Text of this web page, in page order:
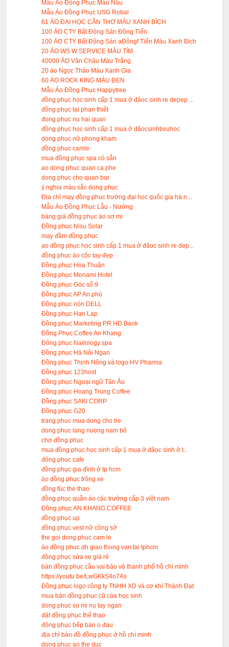
Mẫu Áo Đồng Phục Màu Nâu
Mẫu Áo Đồng Phục USG Robal
61 ÁO ĐẠI HỌC CẦN THƠ MÀU XANH BÍCH
100 ÁO CTY Bất Động Sản Đồng Tiến
100 ÁO CTY Bất Động Sản aĐôngf Tiến Màu Xanh Bích
20 ÁO WS W SERVICE MÀU TÍM
40000 ÁO Vân Châu Màu Trắng
20 áo Ngọc Thảo Màu Xanh Gia
60 ÁO ROCK KING MÀU ĐEN
Mẫu Áo Đồng Phục Happytree
đồng phục học sinh cấp 1 mua ở đâoc sinh re depep ...
đồng phục tại phan thiết
đong phuc nu hai quan
đồng phục học sinh cấp 1 mua ở đâocsinhtieuhoc
dong phuc nữ phong kham
đồng phuc camle
mua đồng phục spa có sẳn
ao dong phuc quan ca phe
dong phuc cho quan bar
ý nghia màu sắc dong phục
Địa chỉ may đồng phục trường đại học quốc gia hà n...
Mẫu Áo Đồng Phục Lẫu - Nướng
bàng giá đồng phục áo sơ mi
Đồng phục Nisu Solar
may đầm đồng phục
ao đồng phục học sinh cấp 1 mua ở đâoc sinh re dep...
đồng phục áo cộc tay đẹp
Đồng phục Hòa Thuận
Đồng phục Monami Hotel
Đồng phục Góc số 9
Đồng phục AP An phú
Đồng phục nón DELL
Đồng phục Han Lap
Đồng phuc Marketing PR HD Bank
Đồng Phục Coffee An Khang
Đông phục Nailology spa
Đồng phục Hà Nội Ngan
Đồng phục Thịnh Nông và logo HV Pharma
Đồng phục 123host
Đồng phục Ngoại ngữ Tân Âu
Đồng phục Hoang Trung Coffee
Đồng phục SAKI CORP
Đồng phục G20
trang phuc mua dong cho tre
dong phuc lang nuong nam bô
chợ đồng phục
mua đồng phục học sinh cấp 1 mua ở đâọc sinh ở t...
đông phuc cafe
đồng phục gia đình ở tp hcm
áo đồng phục trông xe
đồng fúc the thao
đồng phục quần áo các trường cấp 3 việt nam
Đồng phục AN KHANG COFFEE
đồng phục up
đồng phục vest nữ công sở
the goi dong phuc cam le
áo đồng phuc dh giao thong van tai tphcm
đồng phục sửa xe giá rẻ
bán đồng phục cầu vai bảo vệ thành phố hồ chí minh
https://youtu.be/LwGKkS4o7As
Đồng phục logo công ty TNHH XD và cơ khí Thành Đạt
mua bán đồng phục cũ của học sinh
dong phuc so mi nu tay ngan
đặt đồng phục thể thao
đông phục bếp bán o đau
địa chỉ bán đồ đồng phục ở hồ chí minh
dong phuc ao the duc